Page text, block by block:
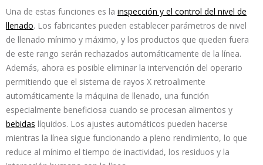
Una de estas funciones es la inspección y el control del nivel de
llenado. Los fabricantes pueden establecer parámetros de nivel
de llenado mínimo y máximo, y los productos que queden fuera
de este rango serán rechazados automáticamente de la línea.
Además, ahora es posible eliminar la intervención del operario
permitiendo que el sistema de rayos X retroalimente
automáticamente la máquina de llenado, una función
especialmente beneficiosa cuando se procesan alimentos y
bebidas líquidos. Los ajustes automáticos pueden hacerse
mientras la línea sigue funcionando a pleno rendimiento, lo que
reduce al mínimo el tiempo de inactividad, los residuos y la